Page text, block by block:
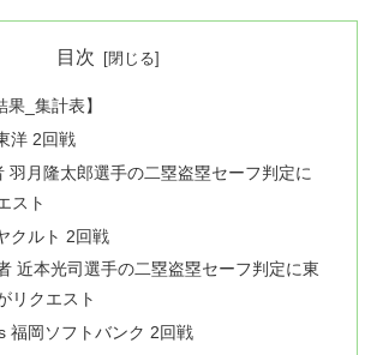
目次
果_集計表】
洋 2回戦
羽月隆太郎選手の二塁盗塁セーフ判定に
スト
クルト 2回戦
近本光司選手の二塁盗塁セーフ判定に東
リクエスト
福岡ソフトバンク 2回戦